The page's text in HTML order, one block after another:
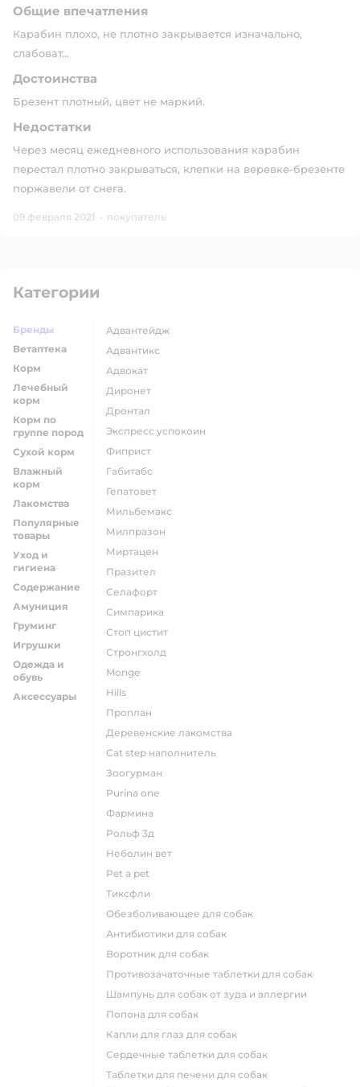
Общие впечатления
Карабин плохо, не плотно закрывается изначально,
слабоват...
Достоинства
Брезент плотный, цвет не маркий.
Недостатки
Через месяц ежедневного использования карабин
перестал плотно закрываться, клепки на веревке-брезенте
поржавели от снега.
09 февраля 2021 · покупатель
Категории
Бренды
Ветаптека
Корм
Лечебный
корм
Корм по
группе пород
Сухой корм
Влажный
корм
Лакомства
Популярные
товары
Уход и
гигиена
Содержание
Амуниция
Груминг
Игрушки
Одежда и
обувь
Аксессуары
адвантейдж
адвантикс
адвокат
диронет
дронтал
экспресс успокоин
фиприст
габитабс
гепатовет
мильбемакс
милпразон
миртацен
празител
селафорт
симпарика
стоп цистит
стронгхолд
monge
hills
проплан
деревенские лакомства
cat step наполнитель
зоогурман
purina one
фармина
рольф 3д
неболин вет
pet a pet
тиксфли
обезболивающее для собак
антибиотики для собак
воротник для собак
противозачаточные таблетки для собак
шампунь для собак от зуда и аллергии
попона для собак
капли для глаз для собак
сердечные таблетки для собак
таблетки для печени для собак